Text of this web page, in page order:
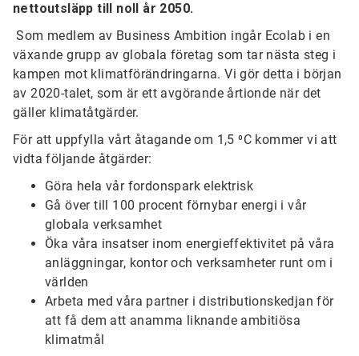
nettoutsläpp till noll år 2050.
Som medlem av Business Ambition ingår Ecolab i en
växande grupp av globala företag som tar nästa steg i
kampen mot klimatförändringarna. Vi gör detta i början
av 2020-talet, som är ett avgörande årtionde när det
gäller klimatåtgärder.
För att uppfylla vårt åtagande om 1,5 ⁰C kommer vi att
vidta följande åtgärder:
Göra hela vår fordonspark elektrisk
Gå över till 100 procent förnybar energi i vår
globala verksamhet
Öka våra insatser inom energieffektivitet på våra
anläggningar, kontor och verksamheter runt om i
världen
Arbeta med våra partner i distributionskedjan för
att få dem att anamma liknande ambitiösa
klimatmål